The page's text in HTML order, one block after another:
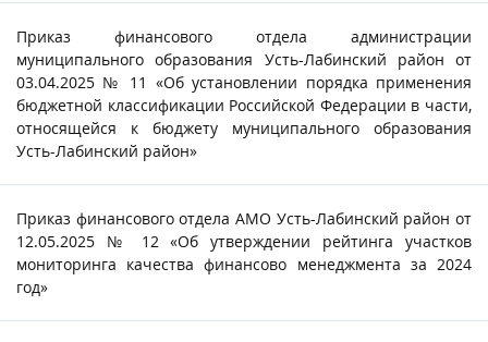
Приказ финансового отдела администрации
муниципального образования Усть-Лабинский район от
03.04.2025 № 11 «Об установлении порядка применения
бюджетной классификации Российской Федерации в части,
относящейся к бюджету муниципального образования
Усть-Лабинский район»
Приказ финансового отдела АМО Усть-Лабинский район от
12.05.2025 № 12 «Об утверждении рейтинга участков
мониторинга качества финансово менеджмента за 2024
год»